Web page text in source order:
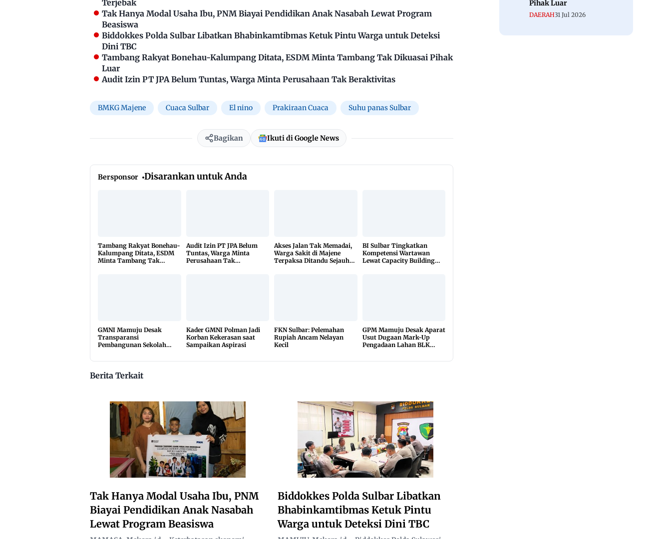
Terjebak
Tak Hanya Modal Usaha Ibu, PNM Biayai Pendidikan Anak Nasabah Lewat Program
Beasiswa
Biddokkes Polda Sulbar Libatkan Bhabinkamtibmas Ketuk Pintu Warga untuk Deteksi
Dini TBC
Tambang Rakyat Bonehau-Kalumpang Ditata, ESDM Minta Tambang Tak Dikuasai Pihak
Luar
Audit Izin PT JPA Belum Tuntas, Warga Minta Perusahaan Tak Beraktivitas
BMKG Majene Cuaca Sulbar El nino Prakiraan Cuaca Suhu panas Sulbar
Bagikan Ikuti di Google News
Bersponsor Disarankan untuk Anda
Tambang Rakyat Bonehau-
Kalumpang Ditata, ESDM
Minta Tambang Tak
Audit Izin PT JPA Belum
Tuntas, Warga Minta
Perusahaan Tak
Akses Jalan Tak Memadai,
Warga Sakit di Majene
Terpaksa Ditandu Sejauh
BI Sulbar Tingkatkan
Kompetensi Wartawan
Lewat Capacity Building
GMNI Mamuju Desak
Transparansi
Pembangunan Sekolah
Material Dibuka
Kader GMNI Polman Jadi
Korban Kekerasan saat
Sampaikan Aspirasi
FKN Sulbar: Pelemahan
Rupiah Ancam Nelayan
Kecil
GPM Mamuju Desak Aparat
Usut Dugaan Mark-Up
Pengadaan Lahan BLK
Berita Terkait
Tak Hanya Modal Usaha Ibu, PNM
Biayai Pendidikan Anak Nasabah
Lewat Program Beasiswa
Biddokkes Polda Sulbar Libatkan
Bhabinkamtibmas Ketuk Pintu
Warga untuk Deteksi Dini TBC
Pihak Luar
DAERAH31 Jul 2026